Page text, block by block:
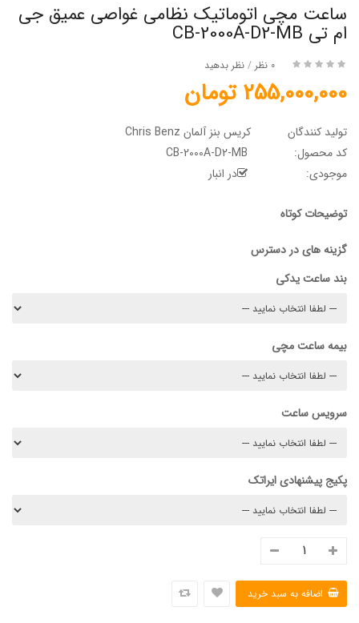
ساعت مچی اتوماتیک نظامی غواصی عمیق جی
ام تی CB-2000A-D2-MB
0 نظر / نظر بدهید
255,000,000 تومان
تولید کنندگان
کریس بنز آلمان Chris Benz
کد محصول:
موجودی:
در انبار
توضیحات کوتاه
گزینه های در دسترس
بند ساعت یدکی
بیمه ساعت مچی
سرویس ساعت
پکیج پیشنهادی ایراتک